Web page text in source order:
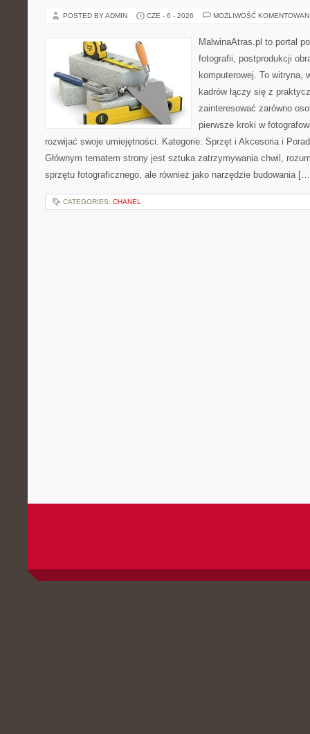
POSTED BY ADMIN CZE - 6 - 2026 MOŻLIWOŚĆ
MalwinaAtras.pl to portal
fotografii, postprodukcji
komputerowej. To witryna,
kadrów łączy się z
zainteresować zarówno
pierwsze kroki w
rozwijać swoje umiejętności. Kategorie: Sprzęt i Akcesoria i
Głównym tematem strony jest sztuka zatrzymywania chwil,
sprzętu fotograficznego, ale również jako narzędzie budowania
CATEGORIES: CHANEL